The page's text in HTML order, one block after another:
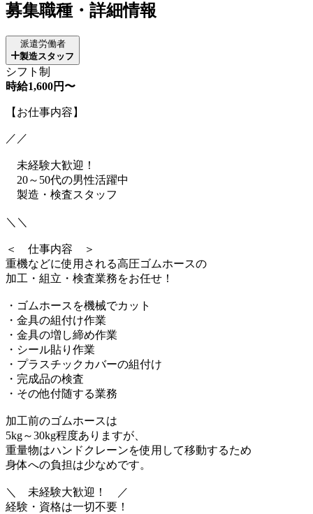
募集職種・詳細情報
派遣労働者
製造スタッフ
シフト制
時給1,600円〜
【お仕事内容】
／／
未経験大歓迎！
20～50代の男性活躍中
製造・検査スタッフ
＼＼
＜ 仕事内容 ＞
重機などに使用される高圧ゴムホースの
加工・組立・検査業務をお任せ！
・ゴムホースを機械でカット
・金具の組付け作業
・金具の増し締め作業
・シール貼り作業
・プラスチックカバーの組付け
・完成品の検査
・その他付随する業務
加工前のゴムホースは
5kg～30kg程度ありますが、
重量物はハンドクレーンを使用して移動するため
身体への負担は少なめです。
＼ 未経験大歓迎！ ／
経験・資格は一切不要！